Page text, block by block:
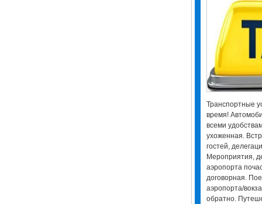
Транспортные
время!
всеми
ухоженная.
гостей,
Мероприятия,
аэропорта
договорная.
аэропорта/
обратно.